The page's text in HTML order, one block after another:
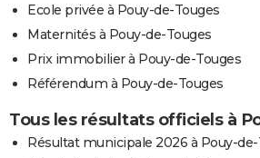
Ecole privée à Pouy-de-Touges
Maternités à Pouy-de-Touges
Prix immobilier à Pouy-de-Touges
Référendum à Pouy-de-Touges
Tous les résultats officiels à
Résultat municipale 2026 à Pouy-de-